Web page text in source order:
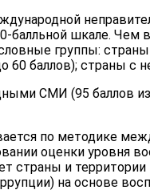
балльной шкале.
группы:
баллов); страны с
СМИ (95 баллов
по методике
оценки уровня
страны и
на основе